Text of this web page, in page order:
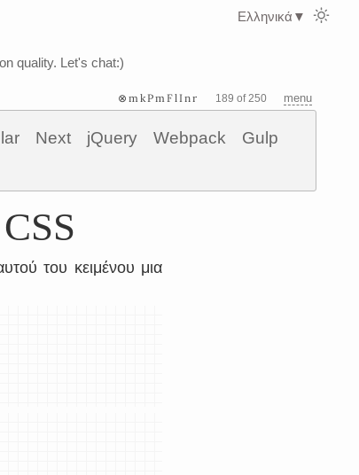
quality. Let's chat:)
⊗mkPmFlInr 189 of 250 menu
Next jQuery Webpack
Gulp
του κειμένου μια
Ελληνικά ▼